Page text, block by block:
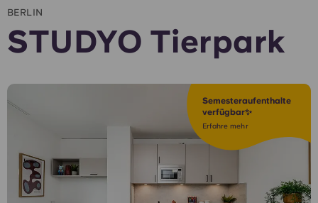
Über uns
Standorte
Sprache
English (US)
Chinese Español
Deutsch
BERLIN
STUDYO Tierpark
Semesteraufenthalte
verfügbar✨
Erfahre mehr